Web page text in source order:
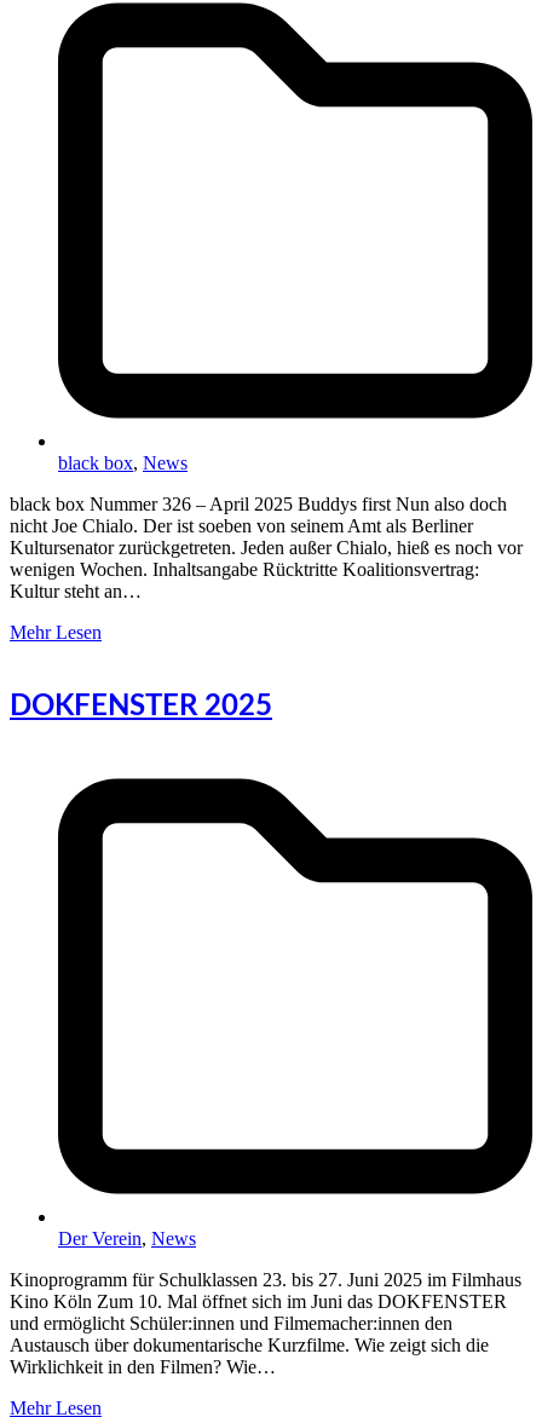
black box, News
black box Nummer 326 – April 2025 Buddys first Nun also doch
nicht Joe Chialo. Der ist soeben von seinem Amt als Berliner
Kultursenator zurückgetreten. Jeden außer Chialo, hieß es noch vor
wenigen Wochen. Inhaltsangabe Rücktritte Koalitionsvertrag:
Kultur steht an…
Mehr Lesen
DOKFENSTER 2025
Der Verein, News
Kinoprogramm für Schulklassen 23. bis 27. Juni 2025 im Filmhaus
Kino Köln Zum 10. Mal öffnet sich im Juni das DOKFENSTER
und ermöglicht Schüler:innen und Filmemacher:innen den
Austausch über dokumentarische Kurzfilme. Wie zeigt sich die
Wirklichkeit in den Filmen? Wie…
Mehr Lesen